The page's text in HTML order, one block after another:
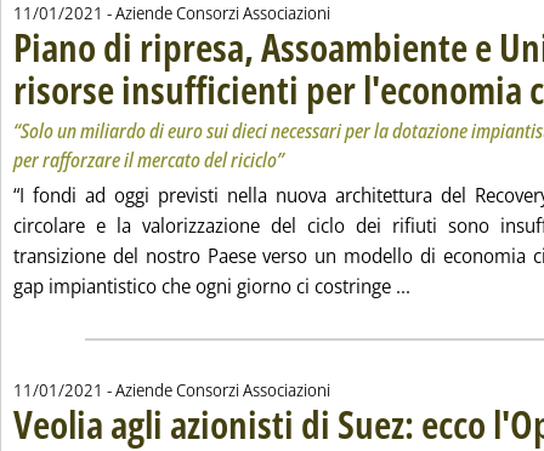
11/01/2021 - Aziende Consorzi Associazioni
Piano di ripresa, Assoambiente e
risorse insufficienti per l'economia
“Solo un miliardo di euro sui dieci necessari per la dotazione
per rafforzare il mercato del riciclo”
“I fondi ad oggi previsti nella nuova architettura del
circolare e la valorizzazione del ciclo dei rifiuti sono
transizione del nostro Paese verso un modello di economia
gap impiantistico che ogni giorno ci costringe ...
11/01/2021 - Aziende Consorzi Associazioni
Veolia agli azionisti di Suez: ecco